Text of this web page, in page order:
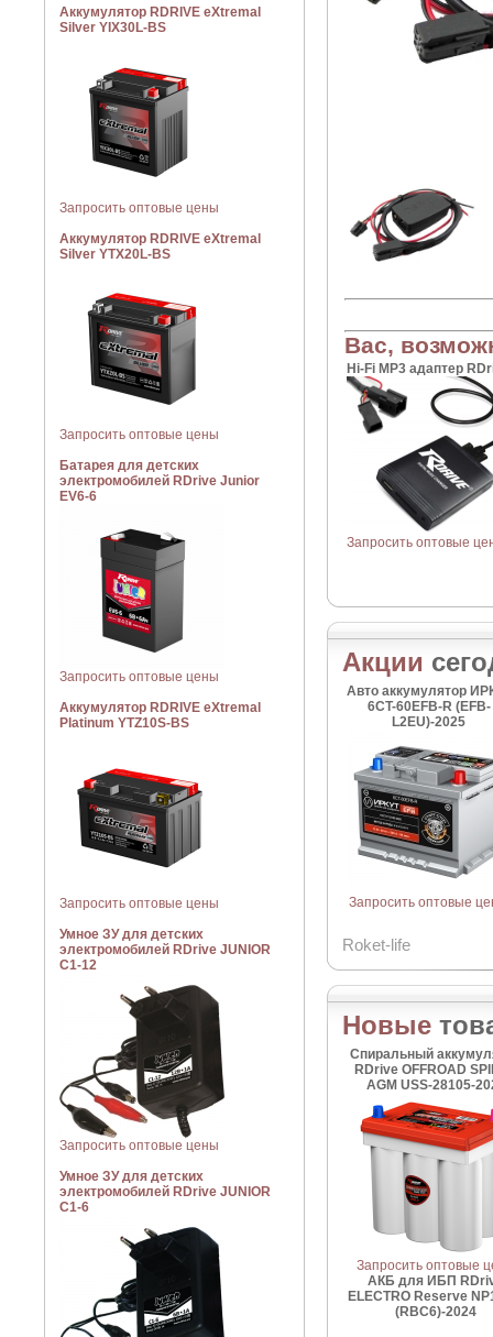
Аккумулятор RDRIVE eXtremal
Silver YIX30L-BS
Запросить оптовые цены
Аккумулятор RDRIVE eXtremal
Silver YTX20L-BS
Запросить оптовые цены
Батарея для детских
электромобилей RDrive Junior
EV6-6
Запросить оптовые цены
Аккумулятор RDRIVE eXtremal
Platinum YTZ10S-BS
Запросить оптовые цены
Умное ЗУ для детских
электромобилей RDrive JUNIOR
C1-12
Запросить оптовые цены
Умное ЗУ для детских
электромобилей RDrive JUNIOR
C1-6
Вас,
Hi-Fi MP3 адаптер
Запросить оптовые
Акции
Авто аккумулятор
6CT-60EFB-R (EFB-
L2EU)-2025
Запросить оптовые
Roket-life
Новые
Спиральный
RDrive OFFROAD
AGM USS-28105-
Запросить оптовые
АКБ для ИБП
ELECTRO Reserve
(RBC6)-2024